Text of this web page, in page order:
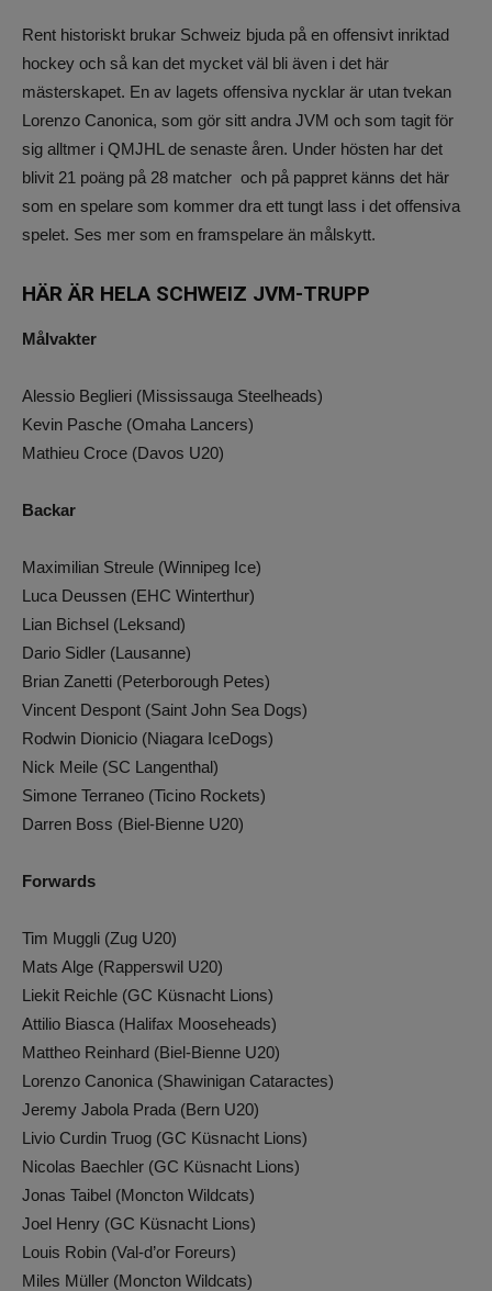
Rent historiskt brukar Schweiz bjuda på en offensivt inriktad
hockey och så kan det mycket väl bli även i det här
mästerskapet. En av lagets offensiva nycklar är utan tvekan
Lorenzo Canonica, som gör sitt andra JVM och som tagit för
sig alltmer i QMJHL de senaste åren. Under hösten har det
blivit 21 poäng på 28 matcher och på pappret känns det här
som en spelare som kommer dra ett tungt lass i det offensiva
spelet. Ses mer som en framspelare än målskytt.
HÄR ÄR HELA SCHWEIZ JVM-TRUPP
Målvakter
Alessio Beglieri (Mississauga Steelheads)
Kevin Pasche (Omaha Lancers)
Mathieu Croce (Davos U20)
Backar
Maximilian Streule (Winnipeg Ice)
Luca Deussen (EHC Winterthur)
Lian Bichsel (Leksand)
Dario Sidler (Lausanne)
Brian Zanetti (Peterborough Petes)
Vincent Despont (Saint John Sea Dogs)
Rodwin Dionicio (Niagara IceDogs)
Nick Meile (SC Langenthal)
Simone Terraneo (Ticino Rockets)
Darren Boss (Biel-Bienne U20)
Forwards
Tim Muggli (Zug U20)
Mats Alge (Rapperswil U20)
Liekit Reichle (GC Küsnacht Lions)
Attilio Biasca (Halifax Mooseheads)
Mattheo Reinhard (Biel-Bienne U20)
Lorenzo Canonica (Shawinigan Cataractes)
Jeremy Jabola Prada (Bern U20)
Livio Curdin Truog (GC Küsnacht Lions)
Nicolas Baechler (GC Küsnacht Lions)
Jonas Taibel (Moncton Wildcats)
Joel Henry (GC Küsnacht Lions)
Louis Robin (Val-d’or Foreurs)
Miles Müller (Moncton Wildcats)